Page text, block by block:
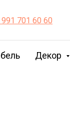
701 60 60
Декор